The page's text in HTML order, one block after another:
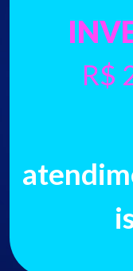
R$